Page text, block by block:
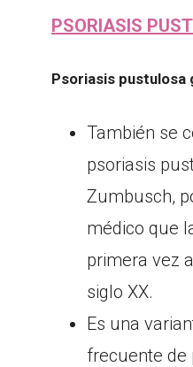
PSORIASIS
Psoriasis pustulosa
También se
psoriasis
Zumbusch,
médico que
primera vez
siglo XX.
Es una
frecuente de